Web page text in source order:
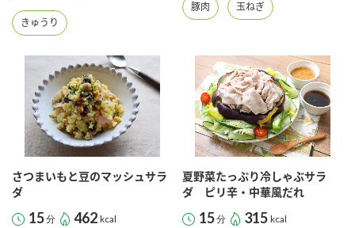
きゅうり
豚肉 玉ねぎ
さつまいもと豆のマッシュサラ
ダ
15分 462 kcal
夏野菜たっぷり冷しゃぶサラ
ダ ピリ辛・中華風だれ
15分 315 kcal